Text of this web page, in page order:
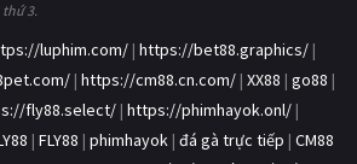
thứ 3.
luphim.com/ | https://bet88.graphics/ |
| https://cm88.cn.com/ | XX88 | go88 |
fly88.select/ | https://phimhayok.onl/ |
| FLY88 | phimhayok | đá gà trực tiếp | CM88